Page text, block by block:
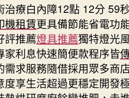
治療白內障12點 12分 59
機租賃更具備節能省電功
評推薦燈具推薦獨特燈光
家利息快速簡便款程序皆
需求服務隨借採用眾多商
度享生活超過更穩定開發